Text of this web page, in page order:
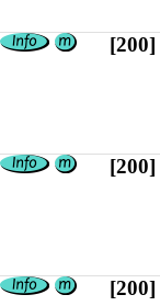
[200]
[200]
[200]